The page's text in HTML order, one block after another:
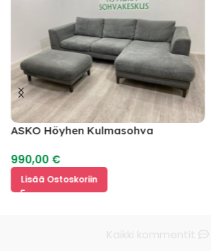
ASKO Höyhen Kulmasohva
990,00 €
Lisää Ostoskoriin